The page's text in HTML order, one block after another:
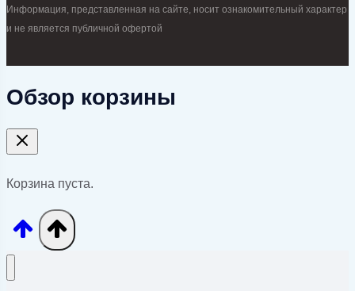
Информация, представленная на сайте, носит ознакомительный характер
и не является публичной офертой
Обзор корзины
Корзина пуста.